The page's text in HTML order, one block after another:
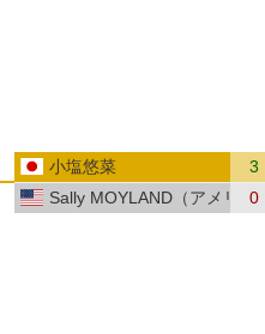
小塩悠菜
3
Sally MOYLAND（アメリカ）
0